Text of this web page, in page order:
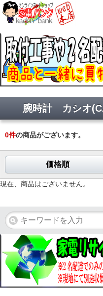
腕時計 カシオ
0件の商品がございます。
価格順
現在、商品はございません。